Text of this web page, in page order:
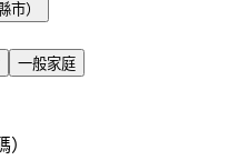
市）
一般家庭
）